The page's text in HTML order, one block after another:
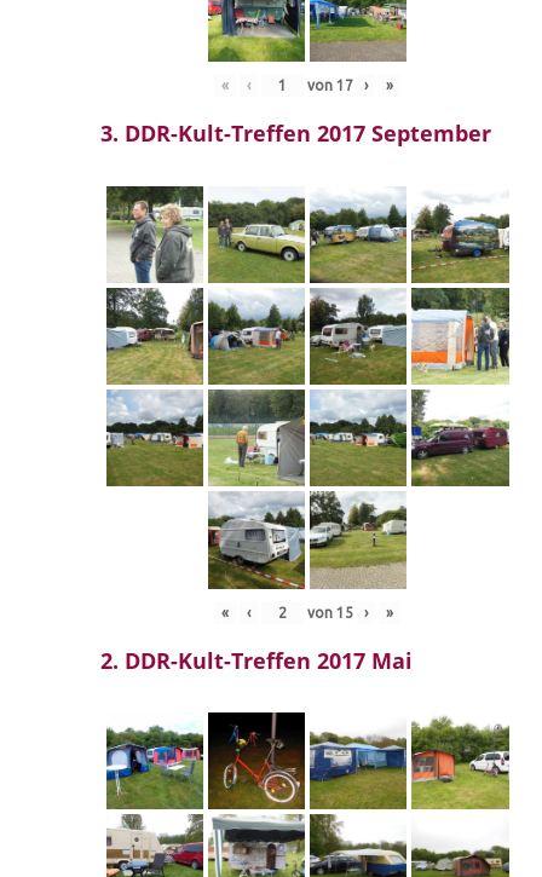
« ‹ von 17 › »
3. DDR-Kult-Treffen 2017 September
« ‹ von 15 › »
2. DDR-Kult-Treffen 2017 Mai